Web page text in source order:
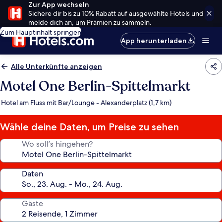
Zur App wechseln
Sichere dir bis zu 10% Rabatt auf ausgewählte Hotels und
melde dich an, um Prämien zu sammeln.
Zum Hauptinhalt springen
App herunterladen
Alle Unterkünfte anzeigen
Motel One Berlin-Spittelmarkt
Hotel am Fluss mit Bar/Lounge - Alexanderplatz (1,7 km)
Wähle deine Daten, um Preise zu sehen
Wo soll’s hingehen?
Daten
Gäste